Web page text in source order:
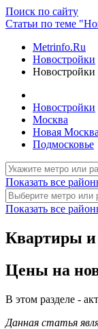
Поиск по сайту
Статьи по теме
Metrinfo.Ru
Новостройки
Новостройки
Новостройки
Москва
Новая Москва
Подмосковье
Показать все
Показать все
Квартиры и
Цены на
В этом разделе -
Данная статья